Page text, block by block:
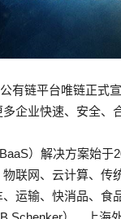
有链平台唯链正式
企业快速、安全、
）解决方案始
联网、云计算、传
运输、快消品、